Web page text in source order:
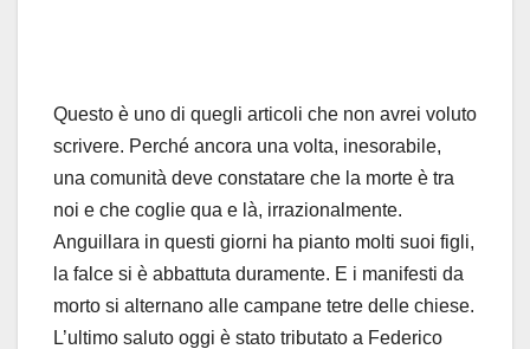
Questo è uno di quegli articoli che non avrei voluto
scrivere. Perché ancora una volta, inesorabile,
una comunità deve constatare che la morte è tra
noi e che coglie qua e là, irrazionalmente.
Anguillara in questi giorni ha pianto molti suoi figli,
la falce si è abbattuta duramente. E i manifesti da
morto si alternano alle campane tetre delle chiese.
L’ultimo saluto oggi è stato tributato a Federico